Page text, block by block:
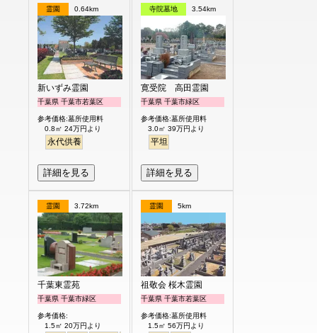
霊園 0.64km
新いずみ霊園
千葉県 千葉市若葉区
参考価格:墓所使用料
0.8㎡ 24万円より
永代供養
詳細を見る
寺院墓地 3.54km
寛受院 高田霊園
千葉県 千葉市緑区
参考価格:墓所使用料
3.0㎡ 39万円より
平坦
詳細を見る
霊園 3.72km
千葉東霊苑
千葉県 千葉市緑区
参考価格:
1.5㎡ 20万円より
霊園 5km
祖敬会 桜木霊園
千葉県 千葉市若葉区
参考価格:墓所使用料
1.5㎡ 56万円より